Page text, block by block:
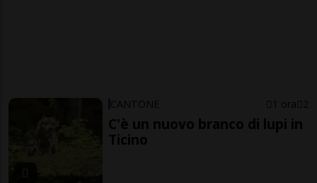
CANTONE 1 ora 2
C'è un nuovo branco di lupi in
Ticino